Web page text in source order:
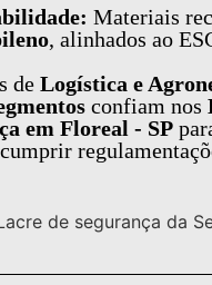
Materiais
, alinhados ao
de Logística e
confiam nos
em Floreal - SP